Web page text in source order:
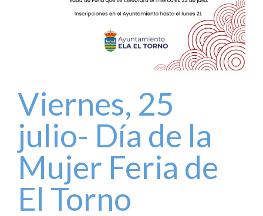
Viernes, 25
julio- Día de la
Mujer Feria de
El Torno